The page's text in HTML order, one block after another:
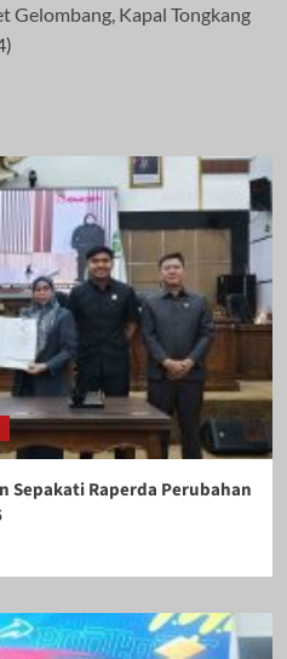
Gelombang, Kapal Tongkang
Sepakati Raperda Perubahan